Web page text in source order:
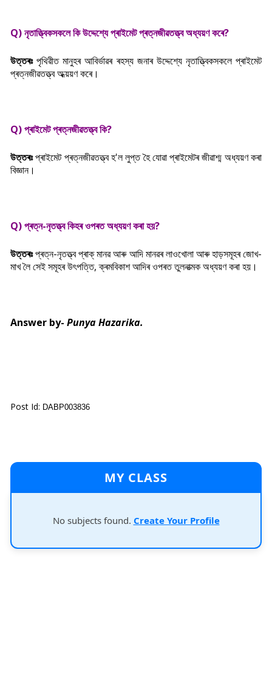
Q) নৃতাত্ত্বিকসকলে কি উদ্দেশ্যে প্ৰাইমেট প্ৰত্নজীৱতত্ত্ব অধ্যয়ণ কৰে?
উত্তৰঃপৃথিৱীত মানুহৰ আবিৰ্ভাৱৰ ৰহস্য জনাৰ উদ্দেশ্যে নৃতাত্ত্বিকসকলে প্ৰাইমেট
প্ৰত্নজীৱতত্ত্ব অধ্য়য়ণ কৰে।
Q) প্ৰাইমেট প্ৰত্নজীৱতত্ত্ব কি?
উত্তৰঃপ্ৰাইমেট প্ৰত্নজীৱতত্ত্ব হ'ল লুপ্ত হৈ যোৱা প্ৰাইমেটৰ জীৱাশ্ম অধ্যয়ণ কৰা
বিজ্ঞান।
Q) প্ৰত্ন-নৃতত্ত্ব কিহৰ ওপৰত অধ্যয়ণ কৰা হয়?
উত্তৰঃপ্ৰত্ন-নৃতত্ত্ব প্ৰাক্ মানৱ আৰু আদি মানৱৰ লাওখোলা আৰু হাড়সমূহৰ জোখ-
মাখ লৈ সেই সমূহৰ উৎপত্তি, ক্ৰমবিকাশ আদিৰ ওপৰত তুলনাত্মক অধ্যয়ণ কৰা হয়।
Answer by- Punya Hazarika.
Post Id: DABP003836
MY CLASS
No subjects found. Create Your Profile